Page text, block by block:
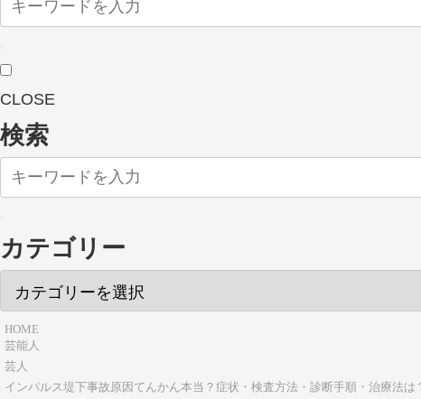
CLOSE
検索
カテゴリー
HOME
芸能人
芸人
インパルス堤下事故原因てんかん本当？症状・検査方法・診断手順・治療法は